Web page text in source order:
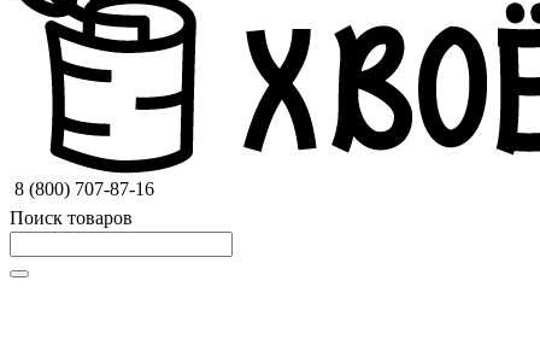
8 (800) 707-87-16
Поиск товаров